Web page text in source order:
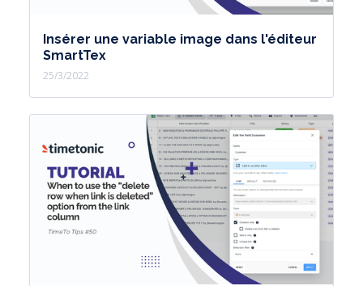
Insérer une variable image dans l'éditeur
SmartTex
25/3/2022